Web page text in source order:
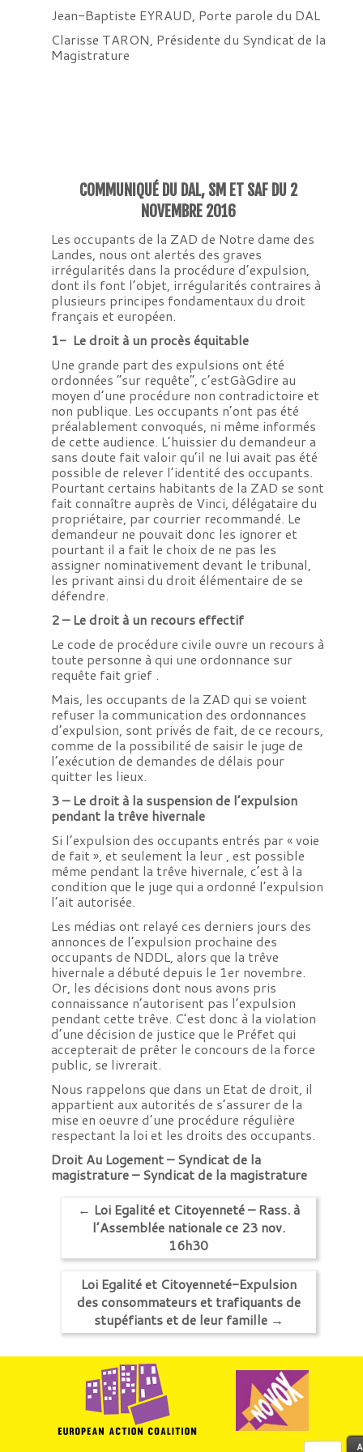
Jean-Baptiste EYRAUD, Porte parole du DAL
Clarisse TARON, Présidente du Syndicat de la
Magistrature
COMMUNIQUÉ DU DAL, SM ET SAF DU 2
NOVEMBRE 2016
Les occupants de la ZAD de Notre dame des
Landes, nous ont alertés des graves
irrégularités dans la procédure d’expulsion,
dont ils font l’objet, irrégularités contraires à
plusieurs principes fondamentaux du droit
français et européen.
1- Le droit à un procès équitable
Une grande part des expulsions ont été
ordonnées “sur requête”, c’estGàGdire au
moyen d’une procédure non contradictoire et
non publique. Les occupants n’ont pas été
préalablement convoqués, ni même informés
de cette audience. L’huissier du demandeur a
sans doute fait valoir qu’il ne lui avait pas été
possible de relever l’identité des occupants.
Pourtant certains habitants de la ZAD se sont
fait connaître auprès de Vinci, délégataire du
propriétaire, par courrier recommandé. Le
demandeur ne pouvait donc les ignorer et
pourtant il a fait le choix de ne pas les
assigner nominativement devant le tribunal,
les privant ainsi du droit élémentaire de se
défendre.
2 – Le droit à un recours effectif
Le code de procédure civile ouvre un recours à
toute personne à qui une ordonnance sur
requête fait grief .
Mais, les occupants de la ZAD qui se voient
refuser la communication des ordonnances
d’expulsion, sont privés de fait, de ce recours,
comme de la possibilité de saisir le juge de
l’exécution de demandes de délais pour
quitter les lieux.
3 – Le droit à la suspension de l’expulsion
pendant la trêve hivernale
Si l’expulsion des occupants entrés par « voie
de fait », et seulement la leur , est possible
même pendant la trêve hivernale, c’est à la
condition que le juge qui a ordonné l’expulsion
l’ait autorisée.
Les médias ont relayé ces derniers jours des
annonces de l’expulsion prochaine des
occupants de NDDL, alors que la trêve
hivernale a débuté depuis le 1er novembre.
Or, les décisions dont nous avons pris
connaissance n’autorisent pas l’expulsion
pendant cette trêve. C’est donc à la violation
d’une décision de justice que le Préfet qui
accepterait de prêter le concours de la force
public, se livrerait.
Nous rappelons que dans un Etat de droit, il
appartient aux autorités de s’assurer de la
mise en oeuvre d’une procédure régulière
respectant la loi et les droits des occupants.
Droit Au Logement – Syndicat de la
magistrature – Syndicat de la magistrature
← Loi Egalité et Citoyenneté – Rass. à
l’Assemblée nationale ce 23 nov.
16h30
Loi Egalité et Citoyenneté-Expulsion
des consommateurs et trafiquants de
stupéfiants et de leur famille →
Rechercher :